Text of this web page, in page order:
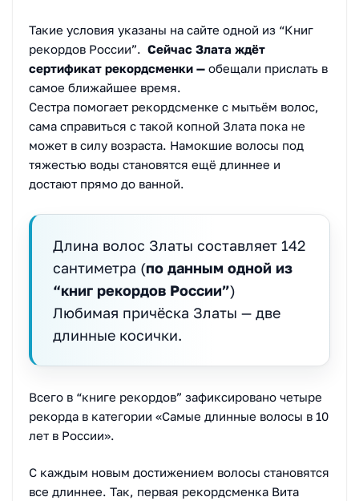
Такие условия указаны на сайте одной из “Книг
рекордов России”. Сейчас Злата ждёт
сертификат рекордсменки — обещали прислать в
самое ближайшее время.
Сестра помогает рекордсменке с мытьём волос,
сама справиться с такой копной Злата пока не
может в силу возраста. Намокшие волосы под
тяжестью воды становятся ещё длиннее и
достают прямо до ванной.
Длина волос Златы составляет 142
сантиметра (по данным одной из
“книг рекордов России”)
Любимая причёска Златы — две
длинные косички.
Всего в “книге рекордов” зафиксировано четыре
рекорда в категории «Самые длинные волосы в 10
лет в России».
С каждым новым достижением волосы становятся
все длиннее. Так, первая рекордсменка Вита